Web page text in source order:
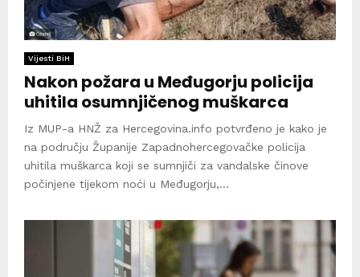
Vijesti BiH
Nakon požara u Međugorju policija
uhitila osumnjičenog muškarca
Iz MUP-a HNŽ za Hercegovina.info potvrđeno je kako je
na području Županije Zapadnohercegovačke policija
uhitila muškarca koji se sumnjiči za vandalske činove
počinjene tijekom noći u Međugorju,...